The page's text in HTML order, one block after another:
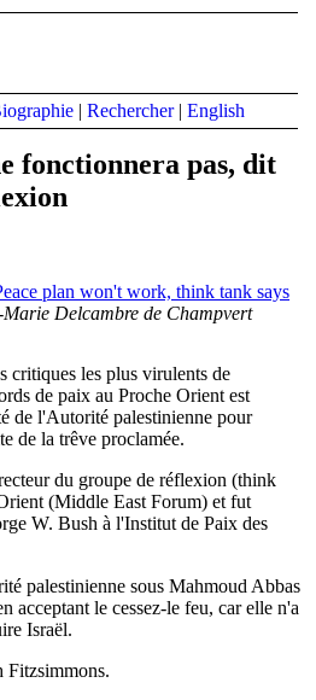
| Rechercher| English
fonctionnera pas, dit
plan won't work, think tank says
Delcambre de Champvert
critiques les plus virulents de
de paix au Proche Orient est
de l'Autorité palestinienne pour
de la trêve proclamée.
du groupe de réflexion (think
(Middle East Forum) et fut
W. Bush à l'Institut de Paix des
palestinienne sous Mahmoud Abbas
acceptant le cessez-le feu, car elle n'a
Israël.
Fitzsimmons.